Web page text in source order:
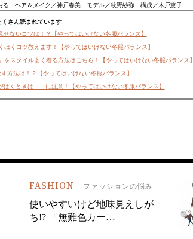
る ヘア＆メイク／神戸春美 モデル／牧野紗弥 構成／木戸恵子
くさん読まれています
ないコツは！？【やってはいけない冬服バランス】
くコツ教えます！【やってはいけない冬服バランス】
スタイルよく着る方法はこちら！【やってはいけない冬服バランス】
方法は！？【やってはいけない冬服バランス】
くときはココに注意！【やってはいけない冬服バランス】
FASHION ファッションの悩み
使いやすいけど地味見えしが
ち!? 「無難色カー…